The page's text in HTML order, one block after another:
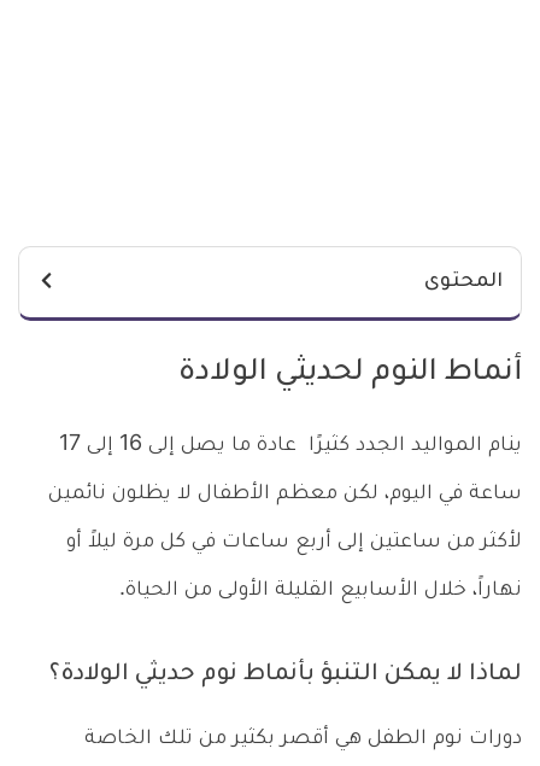
المحتوى
أنماط النوم لحديثي الولادة
ينام المواليد الجدد كثيرًا عادة ما يصل إلى 16 إلى 17
ساعة في اليوم، لكن معظم الأطفال لا يظلون نائمين
لأكثر من ساعتين إلى أربع ساعات في كل مرة ليلاً أو
نهاراً، خلال الأسابيع القليلة الأولى من الحياة.
لماذا لا يمكن التنبؤ بأنماط نوم حديثي الولادة؟
دورات نوم الطفل هي أقصر بكثير من تلك الخاصة